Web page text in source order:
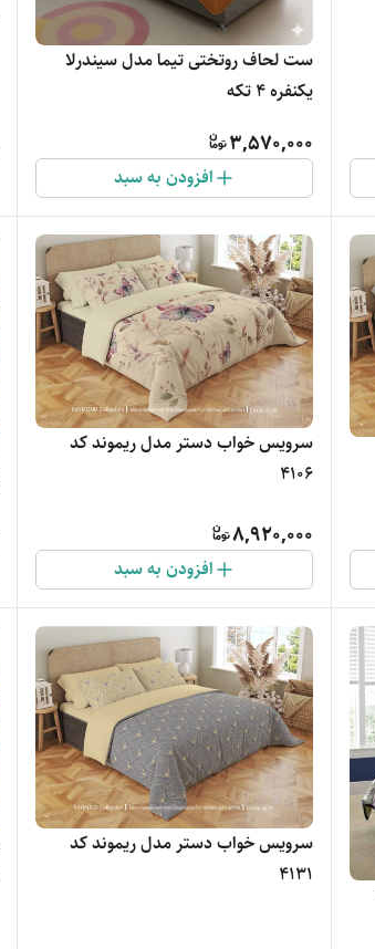
ست لحاف روتختی تیما مدل سیندرلا
یکنفره 4 تکه
3,570,000
افزودن به سبد
سرویس خواب دستر مدل ریموند کد
4106
8,920,000
افزودن به سبد
سرویس خواب دستر مدل ریموند کد
4131